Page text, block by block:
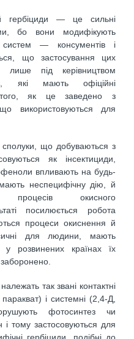
гербіциди — це сильні
бо вони модифікують
систем — консументів і
що застосування цих
лише під керівництвом
які мають офіційні
того, як це заведено з
використовуються для
що добуваються з
як інсектициди,
впливають на будь-
мають неспецифічну дію, й
процесів окисного
посилюється робота
процеси окиснення й
для людини, мають
у розвинених країнах їх
так звані контактні
і системні (2,4-Д,
фотосинтез чи
тому застосовуються для